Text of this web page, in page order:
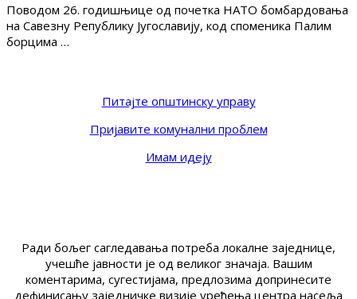
Поводом 26. годишњице од почетка НАТО бомбардовања
на Савезну Републику Југославију, код споменика Палим
борцима …
Питајте општинску управу
Пријавите комунални проблем
Имам идеју
Ради бољег сагледавања потреба локалне заједнице,
учешће јавности је од великог значаја. Вашим
коментарима, сугестијама, предлозима допринесите
дефинисању заједничке визије уређења центра насеља